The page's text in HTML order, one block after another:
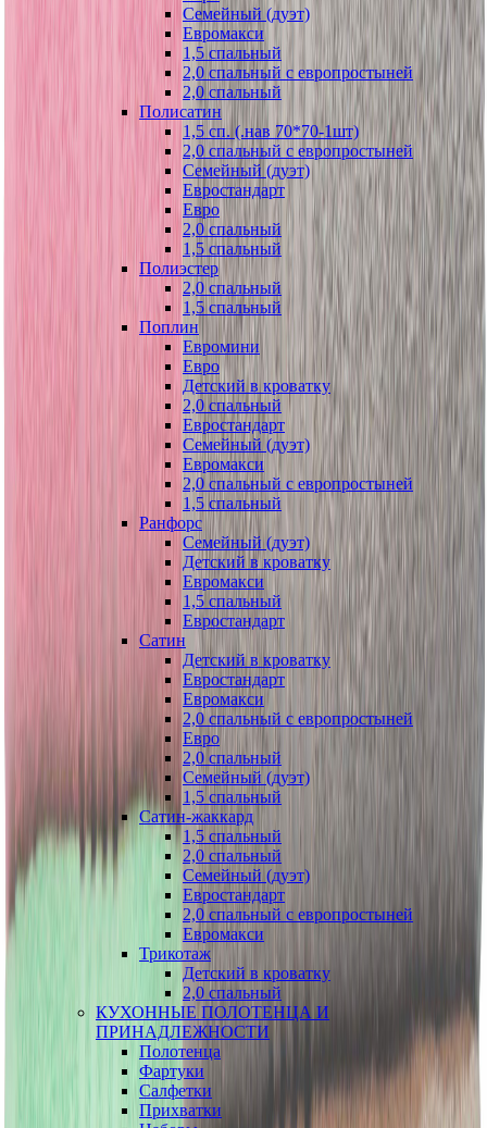
Семейный (дуэт)
Евромакси
1,5 спальный
2,0 спальный с европростыней
2,0 спальный
Полисатин
1,5 сп. (.нав 70*70-1шт)
2,0 спальный с европростыней
Семейный (дуэт)
Евростандарт
Евро
2,0 спальный
1,5 спальный
Полиэстер
2,0 спальный
1,5 спальный
Поплин
Евромини
Евро
Детский в кроватку
2,0 спальный
Евростандарт
Семейный (дуэт)
Евромакси
2,0 спальный с европростыней
1,5 спальный
Ранфорс
Семейный (дуэт)
Детский в кроватку
Евромакси
1,5 спальный
Евростандарт
Сатин
Детский в кроватку
Евростандарт
Евромакси
2,0 спальный с европростыней
Евро
2,0 спальный
Семейный (дуэт)
1,5 спальный
Сатин-жаккард
1,5 спальный
2,0 спальный
Семейный (дуэт)
Евростандарт
2,0 спальный с европростыней
Евромакси
Трикотаж
Детский в кроватку
2,0 спальный
КУХОННЫЕ ПОЛОТЕНЦА И
ПРИНАДЛЕЖНОСТИ
Полотенца
Фартуки
Салфетки
Прихватки